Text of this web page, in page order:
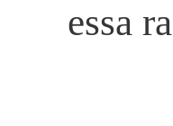
essa